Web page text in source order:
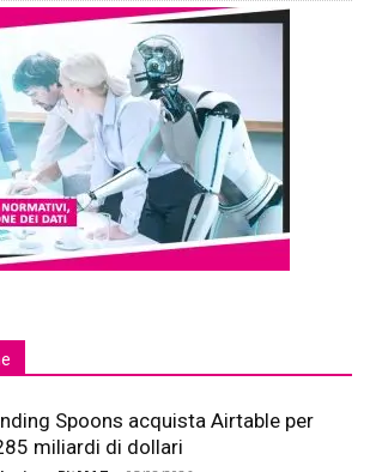
Spoons acquista Airtable per
miliardi di dollari